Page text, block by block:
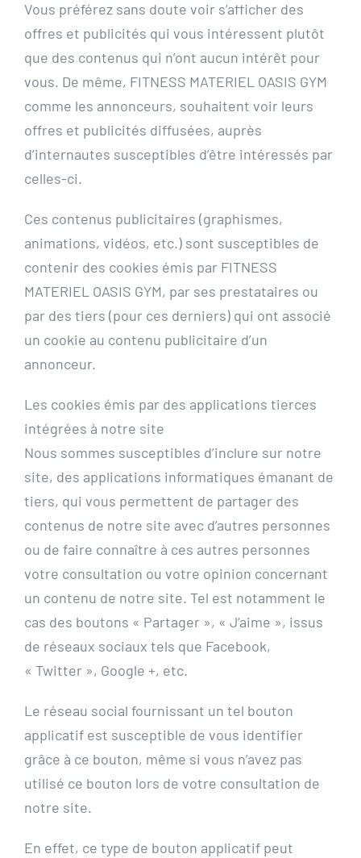
Vous préférez sans doute voir s’afficher des
offres et publicités qui vous intéressent plutôt
que des contenus qui n’ont aucun intérêt pour
vous. De même, FITNESS MATERIEL OASIS GYM
comme les annonceurs, souhaitent voir leurs
offres et publicités diffusées, auprès
d’internautes susceptibles d’être intéressés par
celles-ci.
Ces contenus publicitaires (graphismes,
animations, vidéos, etc.) sont susceptibles de
contenir des cookies émis par FITNESS
MATERIEL OASIS GYM, par ses prestataires ou
par des tiers (pour ces derniers) qui ont associé
un cookie au contenu publicitaire d’un
annonceur.
Les cookies émis par des applications tierces
intégrées à notre site
Nous sommes susceptibles d’inclure sur notre
site, des applications informatiques émanant de
tiers, qui vous permettent de partager des
contenus de notre site avec d’autres personnes
ou de faire connaître à ces autres personnes
votre consultation ou votre opinion concernant
un contenu de notre site. Tel est notamment le
cas des boutons « Partager », « J’aime », issus
de réseaux sociaux tels que Facebook,
« Twitter », Google +, etc.
Le réseau social fournissant un tel bouton
applicatif est susceptible de vous identifier
grâce à ce bouton, même si vous n’avez pas
utilisé ce bouton lors de votre consultation de
notre site.
En effet, ce type de bouton applicatif peut